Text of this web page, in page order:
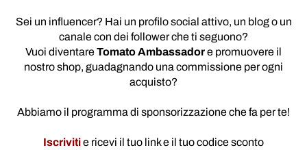
Sei un influencer? Hai un profilo social attivo, un blog o un
canale con dei follower che ti seguono?
Vuoi diventareTomato Ambassadore promuovere il
nostro shop, guadagnando una commissione per ogni
acquisto?
Abbiamo il programma di sponsorizzazione che fa per te!
Iscrivitie ricevi il tuo link e il tuo codice sconto